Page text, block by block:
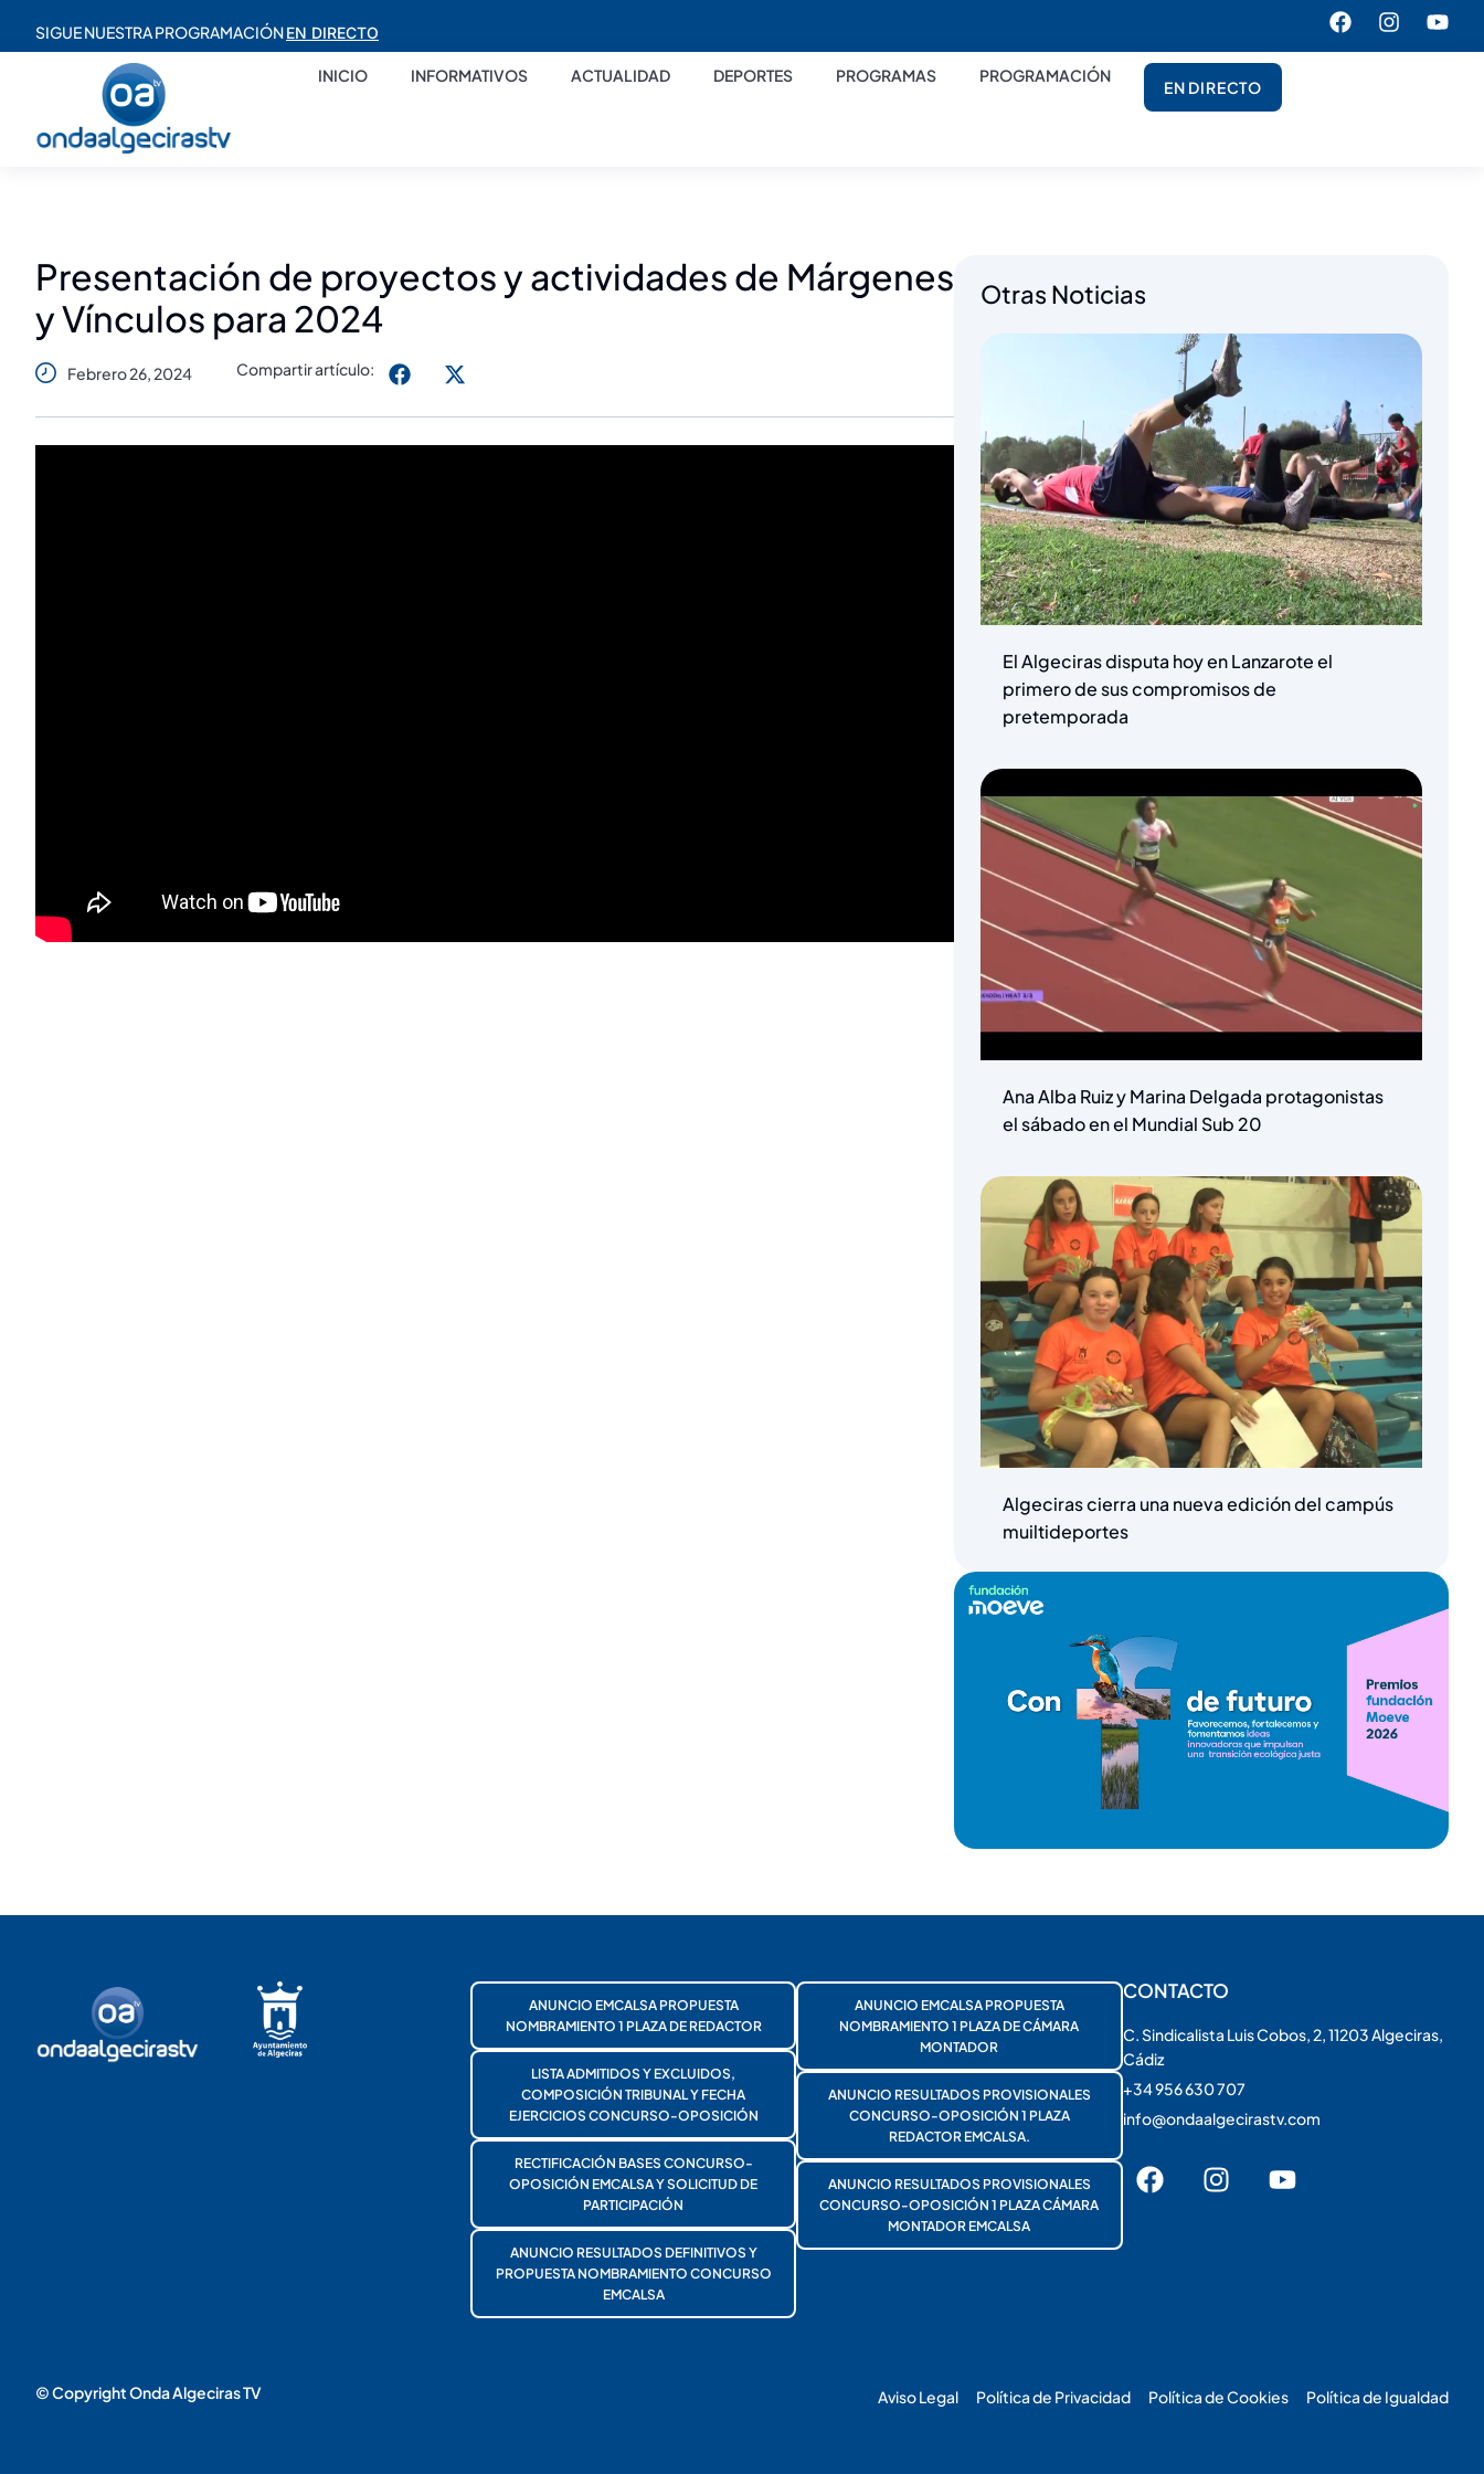
SIGUE NUESTRA PROGRAMACIÓNEN DIRECTO
INICIO INFORMATIVOS ACTUALIDAD DEPORTES PROGRAMAS PROGRAMACIÓN
EN DIRECTO
Presentación de proyectos y actividades de Márgenes
y Vínculos para 2024
Febrero 26, 2024 Compartir artículo:
Otras Noticias
El Algeciras disputa hoy en Lanzarote el
primero de sus compromisos de
pretemporada
Ana Alba Ruiz y Marina Delgada protagonistas
el sábado en el Mundial Sub 20
Algeciras cierra una nueva edición del campús
muiltideportes
ANUNCIO EMCALSA PROPUESTA
NOMBRAMIENTO 1 PLAZA DE REDACTOR
LISTA ADMITIDOS Y EXCLUIDOS,
COMPOSICIÓN TRIBUNAL Y FECHA
EJERCICIOS CONCURSO-OPOSICIÓN
RECTIFICACIÓN BASES CONCURSO-
OPOSICIÓN EMCALSA Y SOLICITUD DE
PARTICIPACIÓN
ANUNCIO RESULTADOS DEFINITIVOS Y
PROPUESTA NOMBRAMIENTO CONCURSO
EMCALSA
ANUNCIO EMCALSA PROPUESTA
NOMBRAMIENTO 1 PLAZA DE CÁMARA
MONTADOR
ANUNCIO RESULTADOS PROVISIONALES
CONCURSO-OPOSICIÓN 1 PLAZA
REDACTOR EMCALSA.
ANUNCIO RESULTADOS PROVISIONALES
CONCURSO-OPOSICIÓN 1 PLAZA CÁMARA
MONTADOR EMCALSA
CONTACTO
C. Sindicalista Luis Cobos, 2, 11203 Algeciras,
Cádiz
+34 956 630 707
info@ondaalgecirastv.com
© Copyright Onda Algeciras TV Aviso Legal Política de Privacidad Política de Cookies Política de Igualdad